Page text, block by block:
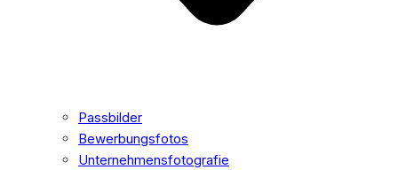
Passbilder
Bewerbungsfotos
Unternehmensfotografie